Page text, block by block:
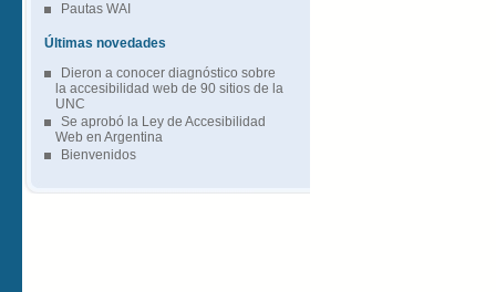
Pautas WAI
Últimas novedades
Dieron a conocer diagnóstico sobre
la accesibilidad web de 90 sitios de la
UNC
Se aprobó la Ley de Accesibilidad
Web en Argentina
Bienvenidos